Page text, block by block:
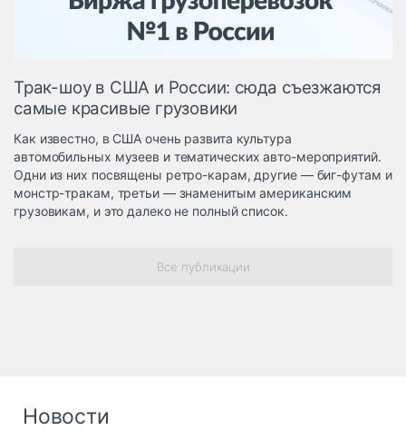
опасные грузы
Безопасность и
Таможня и ВЭД
грузовые
терминалы
Коммерческий
транспорт
Автосервис,
Трак-шоу в США и России: сюда съезжаются
самые красивые грузовики
Как известно, в США очень развита культура
автомобильных музеев и тематических авто-мероприятий.
Одни из них посвящены ретро-карам, другие — биг-футам и
монстр-тракам, третьи — знаменитым американским
грузовикам, и это далеко не полный список.
Все публикации
Новости